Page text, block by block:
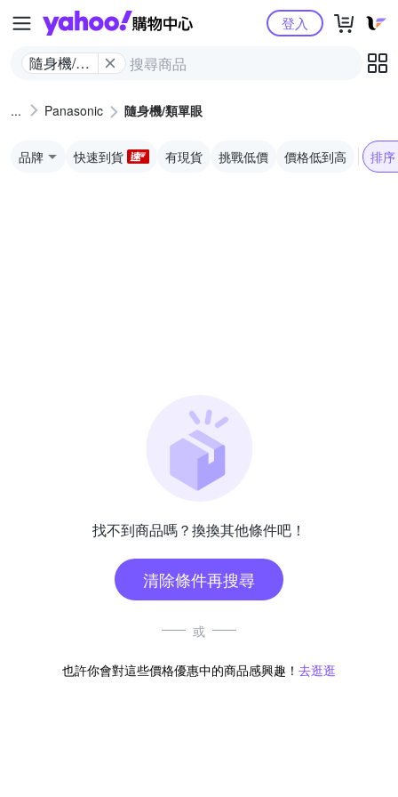
Yahoo購物中心
隨身機/類
登入
Panasonic 隨身機/類單眼
品牌 快速到貨 有現貨 挑戰低價 價格低到高 排序
找不到商品嗎？換換其他條件吧！
清除條件再搜尋
或
也許你會對這些價格優惠中的商品感興趣！ 去逛逛